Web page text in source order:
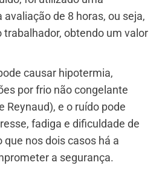
de 8 horas, ou seja,
obtendo um valor
causar hipotermia,
por frio não congelante
Reynaud), e o ruído pode
fadiga e dificuldade de
nos dois casos há a
a segurança.